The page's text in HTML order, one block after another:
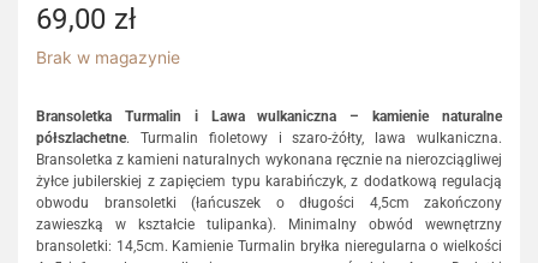
69,00 zł
Brak w magazynie
Bransoletka Turmalin i Lawa wulkaniczna – kamienie naturalne
półszlachetne. Turmalin fioletowy i szaro-żółty, lawa wulkaniczna.
Bransoletka z kamieni naturalnych wykonana ręcznie na nierozciągliwej
żyłce jubilerskiej z zapięciem typu karabińczyk, z dodatkową regulacją
obwodu bransoletki (łańcuszek o długości 4,5cm zakończony
zawieszką w kształcie tulipanka). Minimalny obwód wewnętrzny
bransoletki: 14,5cm. Kamienie Turmalin bryłka nieregularna o wielkości